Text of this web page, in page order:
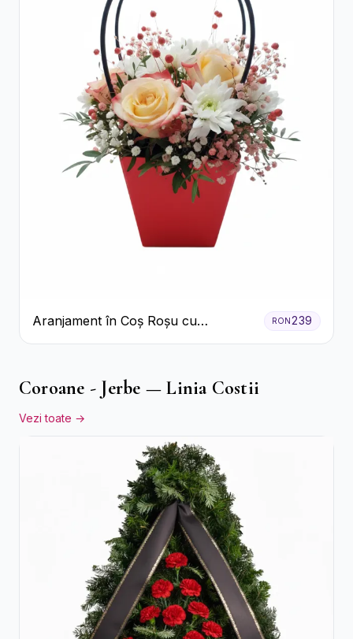
Aranjament în Coș Roșu cu
Trandafiri și Crizanteme Albe
RON239
Coroane - Jerbe — Linia Costii
Vezi toate →